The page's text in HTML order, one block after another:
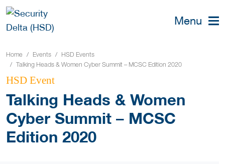
Menu
Home Events
HSD Events
Talking Heads & Women Cyber Summit – MCSC Edition 2020
HSD Event
Talking Heads & Women
Cyber Summit – MCSC
Edition 2020